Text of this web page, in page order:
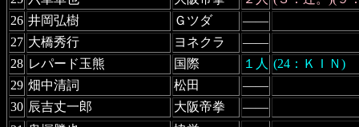
26 井岡弘樹 Ｇツダ
――
27 大橋秀行 ヨネクラ
――
28 レパード玉熊 国際 １人 (24：ＫＩＮ)
29 畑中清詞 松田
――
30 辰吉丈一郎 大阪帝拳
――